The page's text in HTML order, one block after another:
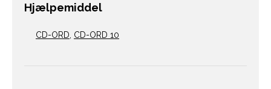
Hjælpemiddel
CD-ORD CD-ORD 10